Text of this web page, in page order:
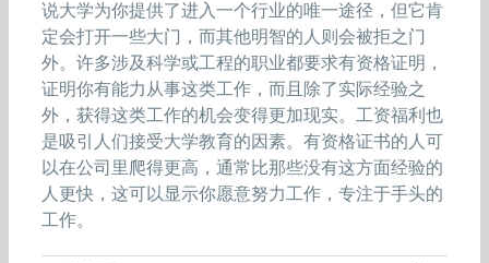
说大学为你提供了进入一个行业的唯一途径，但它肯
定会打开一些大门，而其他明智的人则会被拒之门
外。许多涉及科学或工程的职业都要求有资格证明，
证明你有能力从事这类工作，而且除了实际经验之
外，获得这类工作的机会变得更加现实。工资福利也
是吸引人们接受大学教育的因素。有资格证书的人可
以在公司里爬得更高，通常比那些没有这方面经验的
人更快，这可以显示你愿意努力工作，专注于手头的
工作。